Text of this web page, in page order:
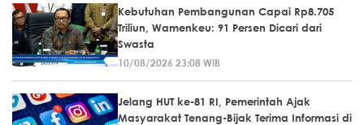
Kebutuhan Pembangunan Capai Rp8.705
Triliun, Wamenkeu: 91 Persen Dicari dari
Swasta
10/08/2026 23:08 WIB
Jelang HUT ke-81 RI, Pemerintah Ajak
Masyarakat Tenang-Bijak Terima Informasi di